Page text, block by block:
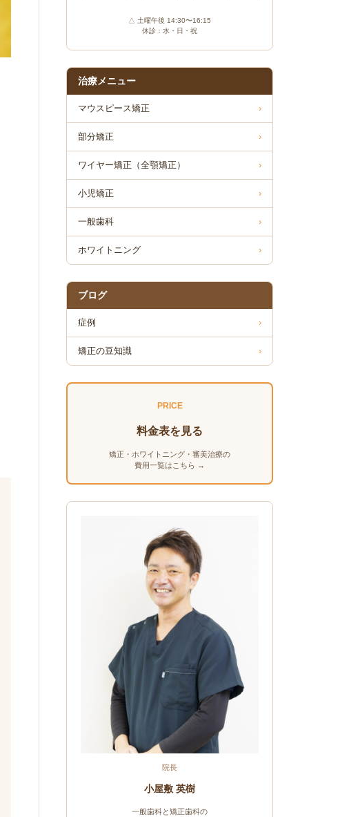
△ 土曜午後 14:30〜16:15
休診：水・日・祝
治療メニュー
マウスピース矯正 ›
部分矯正 ›
ワイヤー矯正（全顎矯正） ›
小児矯正 ›
一般歯科 ›
ホワイトニング ›
ブログ
症例 ›
矯正の豆知識 ›
PRICE
料金表を見る
矯正・ホワイトニング・審美治療の
費用一覧はこちら →
院長
小屋敷 英樹
一般歯科と矯正歯科の